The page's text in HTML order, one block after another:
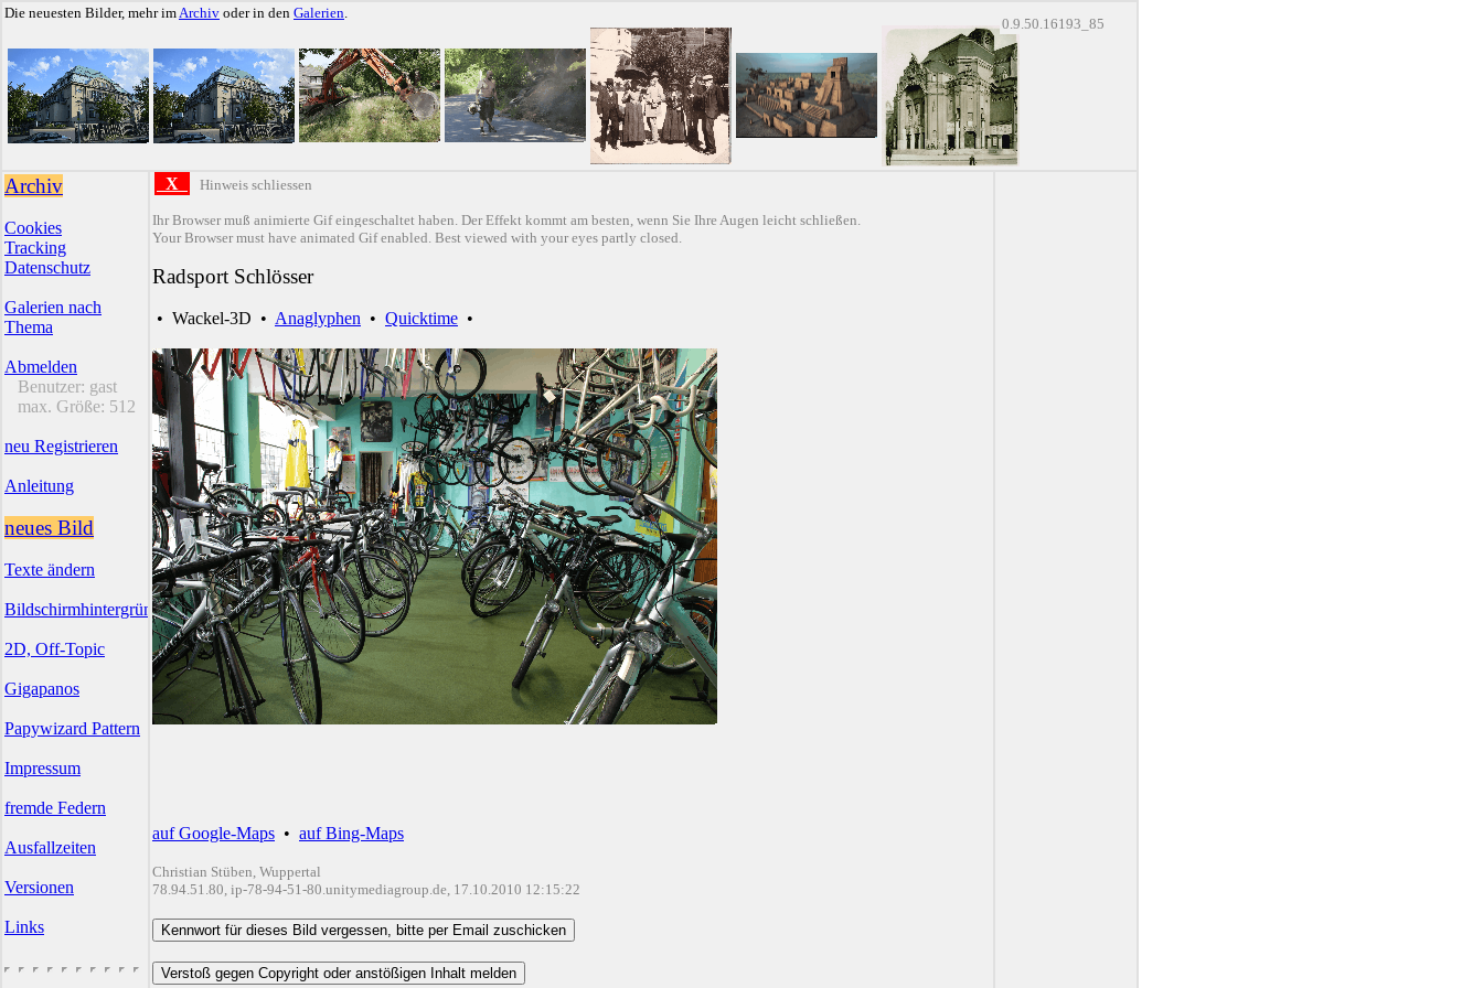
Die neuesten Bilder, mehr imArchiv oder in den Galerien.
0.9.50.16193_85
Archiv
Cookies
Tracking
Datenschutz
Galerien nach
Thema
Abmelden
Benutzer: gast
max. Größe: 512
neu Registrieren
Anleitung
neues Bild
Texte ändern
Bildschirmhintergründe
2D, Off-Topic
Gigapanos
Papywizard Pattern
Impressum
fremde Federn
Ausfallzeiten
Versionen
Links
X Hinweis schliessen
Ihr Browser muß animierte Gif eingeschaltet haben. Der Effekt kommt am besten, wenn Sie Ihre Augen leicht schließen.
Your Browser must have animated Gif enabled. Best viewed with your eyes partly closed.
Radsport Schlösser
• Wackel-3D • Anaglyphen • Quicktime •
auf Google-Maps • auf Bing-Maps
Christian Stüben, Wuppertal
78.94.51.80, ip-78-94-51-80.unitymediagroup.de, 17.10.2010 12:15:22